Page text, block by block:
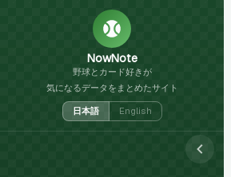
NowNote
野球とカード好きが
気になるデータをまとめたサイト
日本語 English